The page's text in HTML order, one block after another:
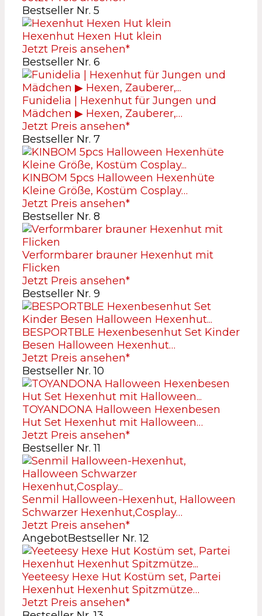
Bestseller Nr. 5
Hexenhut Hexen Hut klein
Jetzt Preis ansehen*
Bestseller Nr. 6
Funidelia | Hexenhut für Jungen und
Mädchen ▶ Hexen, Zauberer,…
Jetzt Preis ansehen*
Bestseller Nr. 7
KINBOM 5pcs Halloween Hexenhüte
Kleine Größe, Kostüm Cosplay…
Jetzt Preis ansehen*
Bestseller Nr. 8
Verformbarer brauner Hexenhut mit
Flicken
Jetzt Preis ansehen*
Bestseller Nr. 9
BESPORTBLE Hexenbesenhut Set Kinder
Besen Halloween Hexenhut…
Jetzt Preis ansehen*
Bestseller Nr. 10
TOYANDONA Halloween Hexenbesen
Hut Set Hexenhut mit Halloween…
Jetzt Preis ansehen*
Bestseller Nr. 11
Senmil Halloween-Hexenhut, Halloween
Schwarzer Hexenhut,Cosplay…
Jetzt Preis ansehen*
AngebotBestseller Nr. 12
Yeeteesy Hexe Hut Kostüm set, Partei
Hexenhut Hexenhut Spitzmütze…
Jetzt Preis ansehen*